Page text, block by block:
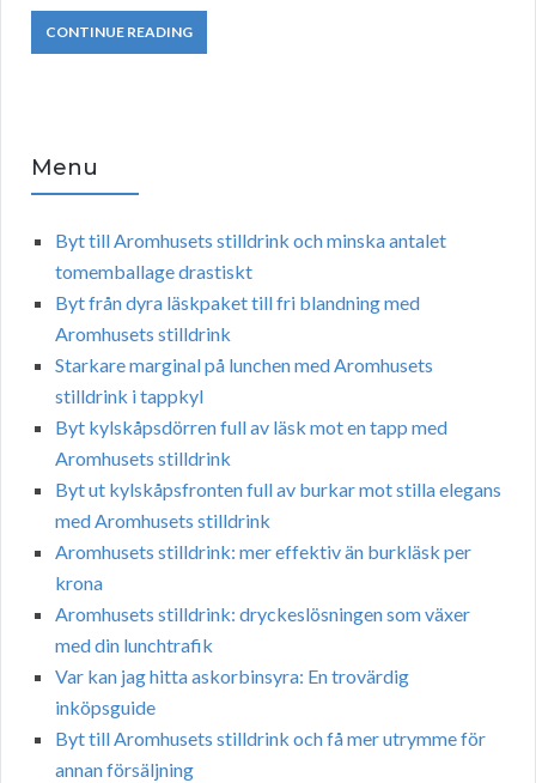
CONTINUE READING
Menu
Byt till Aromhusets stilldrink och minska antalet
tomemballage drastiskt
Byt från dyra läskpaket till fri blandning med
Aromhusets stilldrink
Starkare marginal på lunchen med Aromhusets
stilldrink i tappkyl
Byt kylskåpsdörren full av läsk mot en tapp med
Aromhusets stilldrink
Byt ut kylskåpsfronten full av burkar mot stilla elegans
med Aromhusets stilldrink
Aromhusets stilldrink: mer effektiv än burkläsk per
krona
Aromhusets stilldrink: dryckeslösningen som växer
med din lunchtrafik
Var kan jag hitta askorbinsyra: En trovärdig
inköpsguide
Byt till Aromhusets stilldrink och få mer utrymme för
annan försäljning